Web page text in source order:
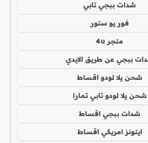
شدات ببجي تابي
فور يو ستور
متجر 4u
ببجي عن طريق الايدي
شحن يلا لودو اقساط
شحن يلا لودو تابي تمارا
شدات ببجي اقساط
ايتونز امريكي اقساط